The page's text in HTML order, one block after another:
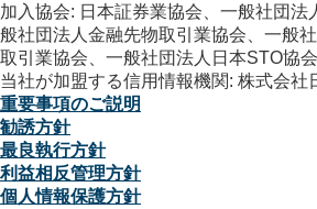
加入協会: 日本証券業協会、一般社団法
般社団法人金融先物取引業協会、一般
取引業協会、一般社団法人日本STO協会
当社が加盟する信用情報機関: 株式会社
重要事項のご説明
勧誘方針
最良執行方針
利益相反管理方針
個人情報保護方針